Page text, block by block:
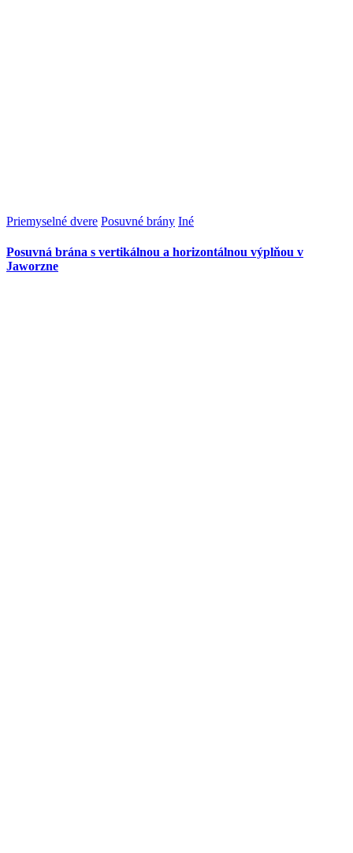
Priemyselné dvere Posuvné brány Iné
Posuvná brána s vertikálnou a horizontálnou výplňou v
Jaworzne